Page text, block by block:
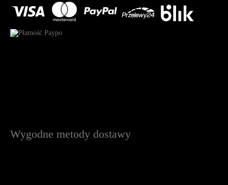
Wygodne metody dostawy